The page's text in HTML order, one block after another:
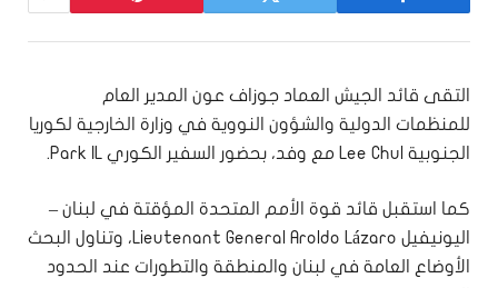
التقى قائد الجيش العماد جوزاف عون المدير العام
للمنظمات الدولية والشؤون النووية في وزارة الخارجية لكوريا
الجنوبية Lee Chul مع وفد، بحضور السفير الكوري Park IL.
كما استقبل قائد قوة الأمم المتحدة المؤقتة في لبنان –
اليونيفيل Lieutenant General Aroldo Lázaro، وتناول البحث
الأوضاع العامة في لبنان والمنطقة والتطورات عند الحدود